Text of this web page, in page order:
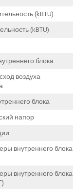
(kBTU)
(kBTU)
блока
воздуха
блока
напор
внутреннего блока
внутреннего блока